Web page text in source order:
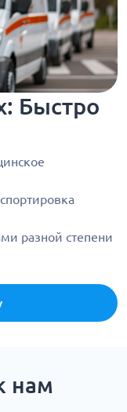
Быстро
разной степени
нам